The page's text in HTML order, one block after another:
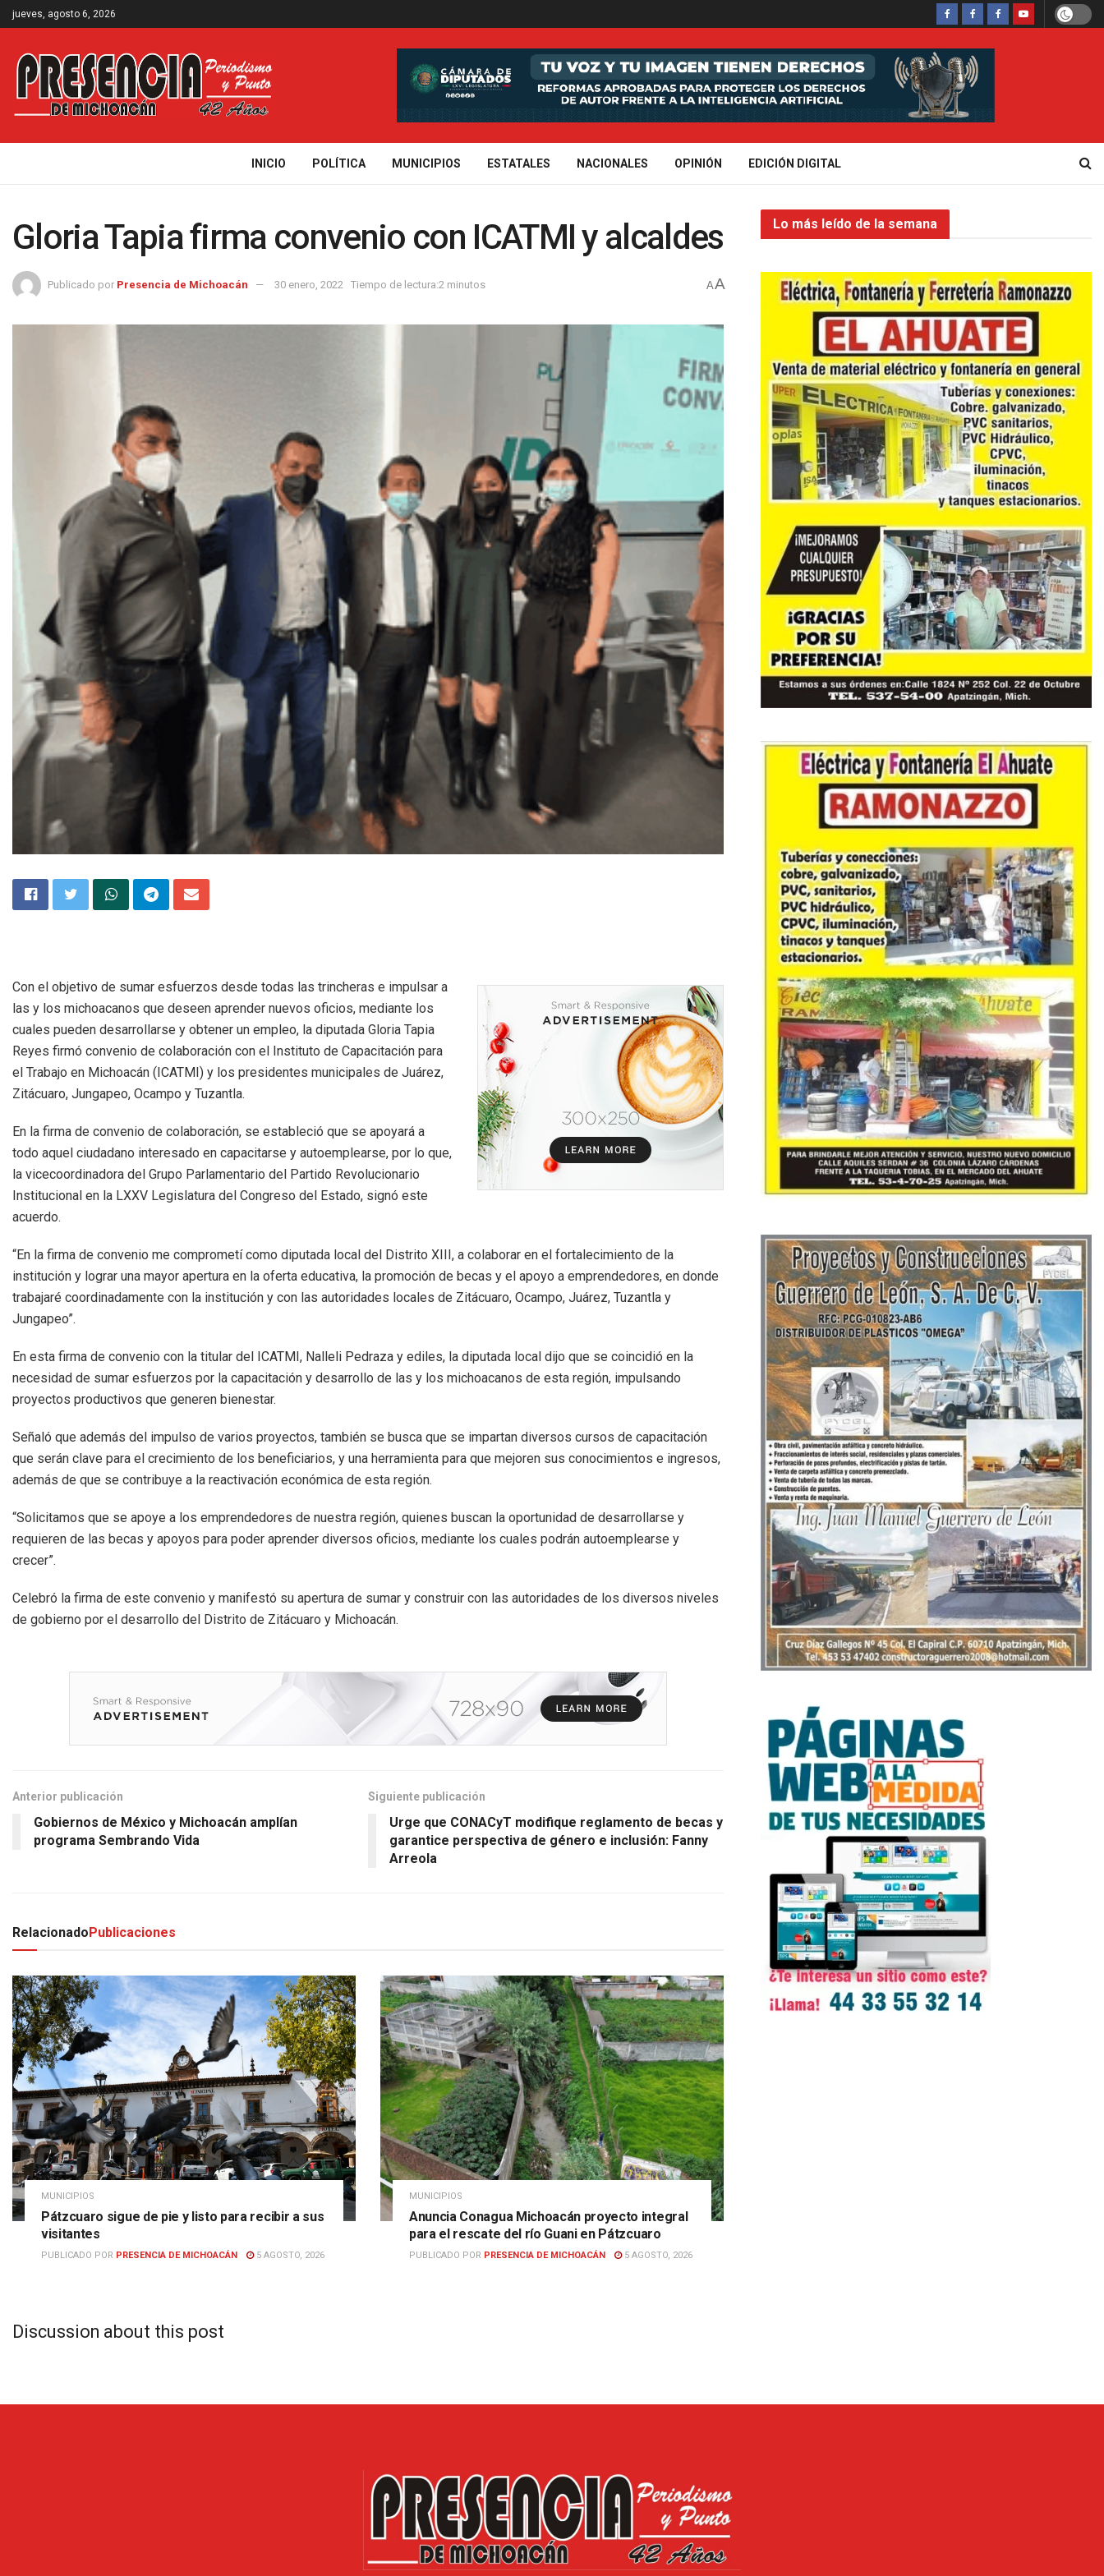
jueves, agosto 6, 2026
INICIO POLÍTICA MUNICIPIOS ESTATALES NACIONALES OPINIÓN EDICIÓN DIGITAL
Gloria Tapia firma convenio con ICATMI y alcaldes
Publicado por Presencia de Michoacán 30 enero, 2022 Tiempo de lectura:2 minutos AA
Con el objetivo de sumar esfuerzos desde todas las trincheras e impulsar a
las y los michoacanos que deseen aprender nuevos oficios, mediante los
cuales pueden desarrollarse y obtener un empleo, la diputada Gloria Tapia
Reyes firmó convenio de colaboración con el Instituto de Capacitación para
el Trabajo en Michoacán (ICATMI) y los presidentes municipales de Juárez,
Zitácuaro, Jungapeo, Ocampo y Tuzantla.
En la firma de convenio de colaboración, se estableció que se apoyará a
todo aquel ciudadano interesado en capacitarse y autoemplearse, por lo que,
la vicecoordinadora del Grupo Parlamentario del Partido Revolucionario
Institucional en la LXXV Legislatura del Congreso del Estado, signó este
acuerdo.
“En la firma de convenio me comprometí como diputada local del Distrito XIII, a colaborar en el fortalecimiento de la
institución y lograr una mayor apertura en la oferta educativa, la promoción de becas y el apoyo a emprendedores, en donde
trabajaré coordinadamente con la institución y con las autoridades locales de Zitácuaro, Ocampo, Juárez, Tuzantla y
Jungapeo”.
En esta firma de convenio con la titular del ICATMI, Nalleli Pedraza y ediles, la diputada local dijo que se coincidió en la
necesidad de sumar esfuerzos por la capacitación y desarrollo de las y los michoacanos de esta región, impulsando
proyectos productivos que generen bienestar.
Señaló que además del impulso de varios proyectos, también se busca que se impartan diversos cursos de capacitación
que serán clave para el crecimiento de los beneficiarios, y una herramienta para que mejoren sus conocimientos e ingresos,
además de que se contribuye a la reactivación económica de esta región.
“Solicitamos que se apoye a los emprendedores de nuestra región, quienes buscan la oportunidad de desarrollarse y
requieren de las becas y apoyos para poder aprender diversos oficios, mediante los cuales podrán autoemplearse y
crecer”.
Celebró la firma de este convenio y manifestó su apertura de sumar y construir con las autoridades de los diversos niveles
de gobierno por el desarrollo del Distrito de Zitácuaro y Michoacán.
Anterior publicación
Gobiernos de México y Michoacán amplían
programa Sembrando Vida
Siguiente publicación
Urge que CONACyT modifique reglamento de becas y
garantice perspectiva de género e inclusión: Fanny
Arreola
Relacionado Publicaciones
MUNICIPIOS
Pátzcuaro sigue de pie y listo para recibir a sus
visitantes
PUBLICADO POR PRESENCIA DE MICHOACÁN 5 AGOSTO, 2026
MUNICIPIOS
Anuncia Conagua Michoacán proyecto integral
para el rescate del río Guani en Pátzcuaro
PUBLICADO POR PRESENCIA DE MICHOACÁN 5 AGOSTO, 2026
Discussion about this post
Lo más leído de la semana